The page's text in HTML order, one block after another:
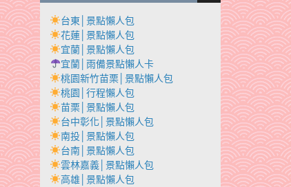
台東│景點懶人包
花蓮│景點懶人包
宜蘭│景點懶人包
宜蘭│雨備景點懶人卡
桃園新竹苗栗│景點懶人包
桃園│行程懶人包
苗栗│景點懶人包
台中彰化│景點懶人包
南投│景點懶人包
台南│景點懶人包
雲林嘉義│景點懶人包
高雄│景點懶人包